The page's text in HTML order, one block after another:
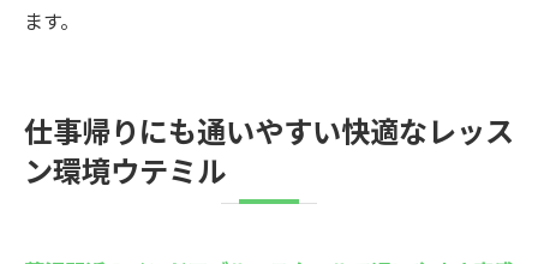
ます。
仕事帰りにも通いやすい快適なレッス
ン環境ウテミル